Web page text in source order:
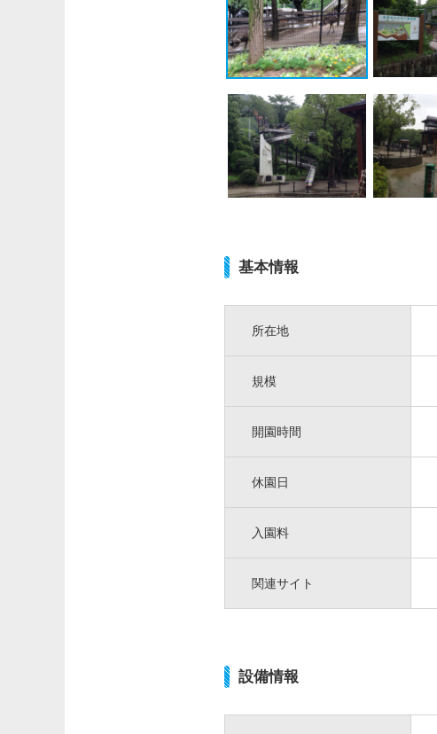
基本情報
所在地
規模
開園時間
休園日
入園料
関連サイト
設備情報